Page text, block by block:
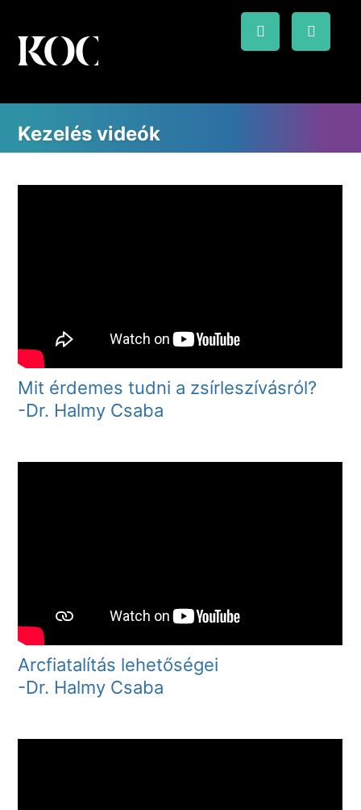
Kezelés videók
Mit érdemes tudni a zsírleszívásról?
-Dr. Halmy Csaba
Arcfiatalítás lehetőségei
-Dr. Halmy Csaba